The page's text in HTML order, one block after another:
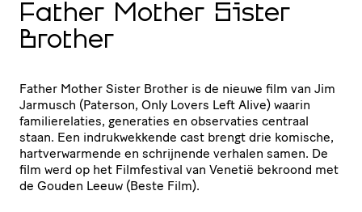
Father Mother Sister
Brother
Father Mother Sister Brother is de nieuwe film van Jim
Jarmusch (Paterson, Only Lovers Left Alive) waarin
familierelaties, generaties en observaties centraal
staan. Een indrukwekkende cast brengt drie komische,
hartverwarmende en schrijnende verhalen samen. De
film werd op het Filmfestival van Venetië bekroond met
de Gouden Leeuw (Beste Film).